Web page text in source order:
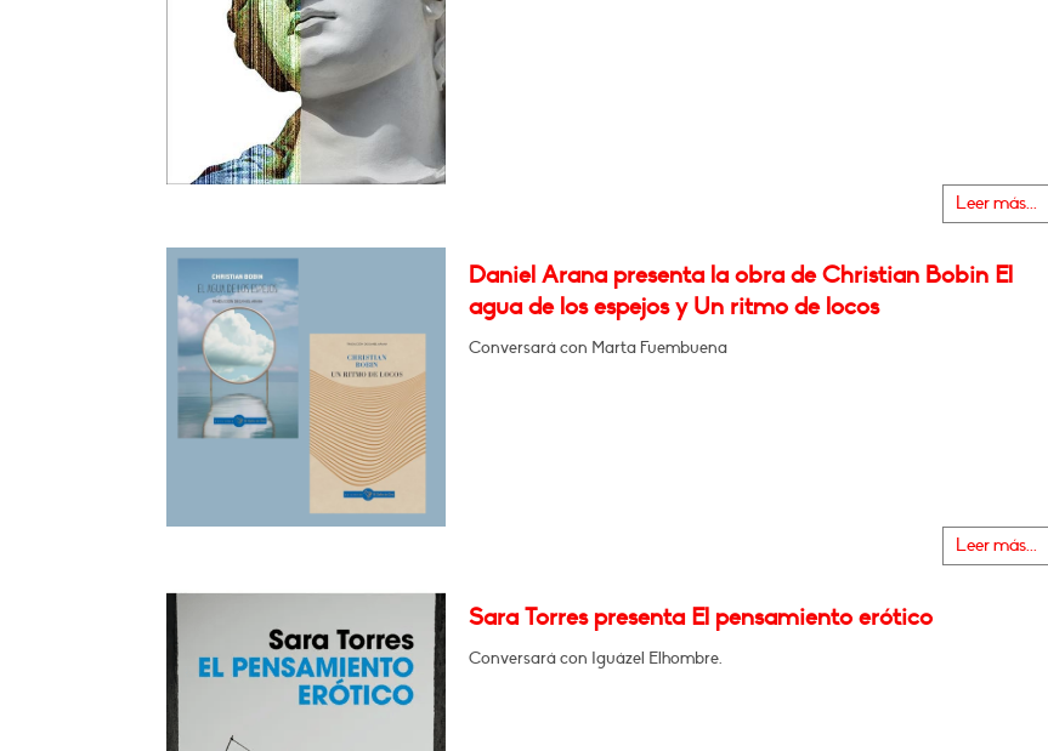
Leer más...
Daniel Arana presenta la obra de Christian Bobin El
agua de los espejos y Un ritmo de locos
Conversará con Marta Fuembuena
Leer más...
Sara Torres presenta El pensamiento erótico
Conversará con Iguázel Elhombre.